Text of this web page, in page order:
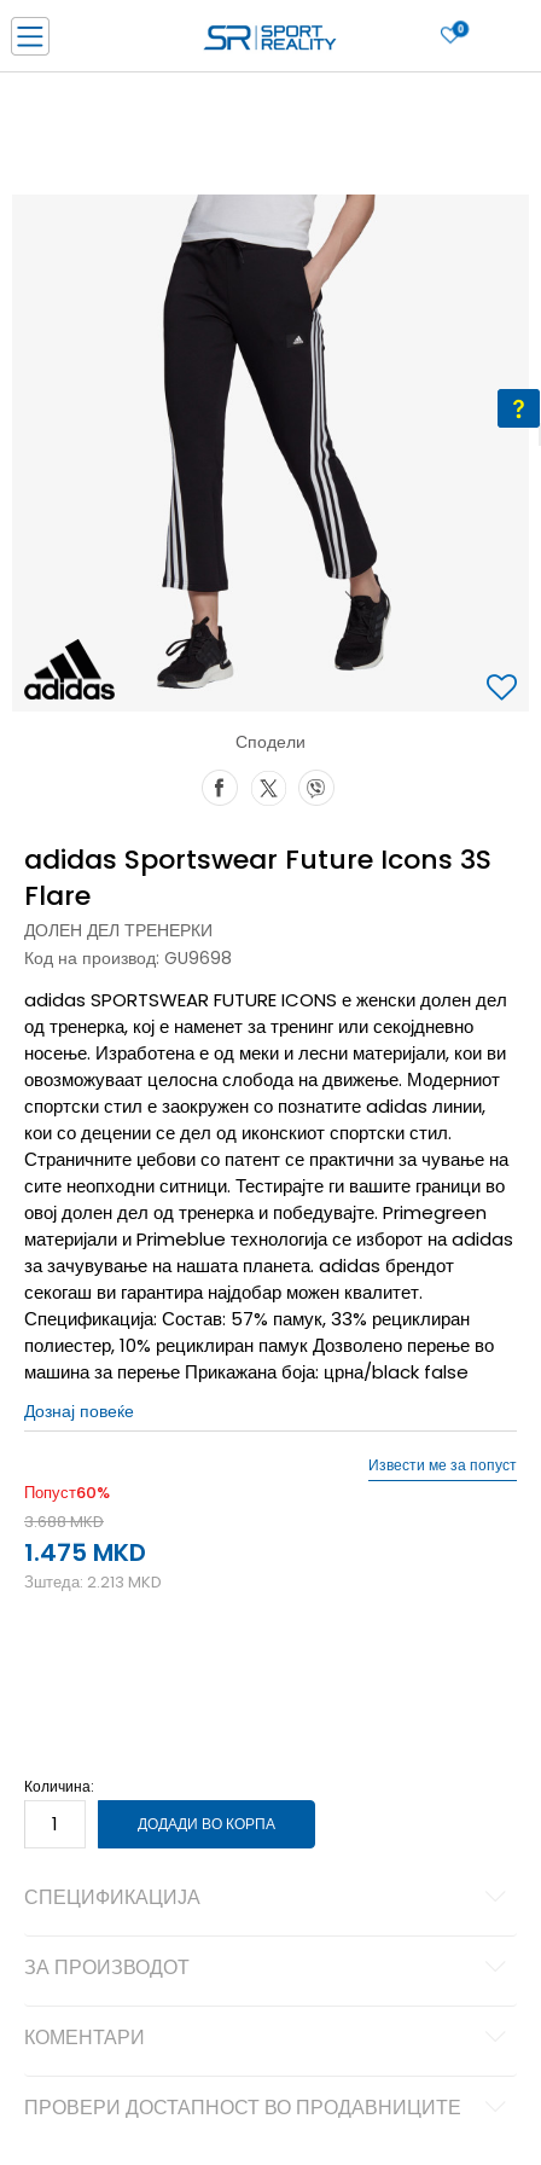
0
& COLLECT Платете со картичка online и подигнете во продавницата по ваш
ДОЗНАЈ ПОВЕЌЕ
Ценовник
ДОЗНАЈ ПОВЕЌЕ
Сподели
adidas Sportswear Future Icons 3S
Flare
ДОЛЕН ДЕЛ ТРЕНЕРКИ
Код на производ: GU9698
adidas SPORTSWEAR FUTURE ICONS е женски долен дел
од тренерка, кој е наменет за тренинг или секојдневно
носење. Изработена е од меки и лесни материјали, кои ви
овозможуваат целосна слобода на движење. Модерниот
спортски стил е заокружен со познатите adidas линии,
кои со децении се дел од иконскиот спортски стил.
Страничните џебови со патент се практични за чување на
сите неопходни ситници. Тестирајте ги вашите граници во
овој долен дел од тренерка и победувајте. Primegreen
материјали и Primeblue технологија се изборот на adidas
за зачувување на нашата планета. adidas брендот
секогаш ви гарантира најдобар можен квалитет.
Спецификација: Состав: 57% памук, 33% рециклиран
полиестер, 10% рециклиран памук Дозволено перење во
машина за перење Прикажана боја: црна/black false
Дознај повеќе
Попуст60%
3.688MKD
1.475 MKD
Зштеда: 2.213 MKD
Извести ме за попуст
Количина:
ДОДАДИ ВО КОРПА
СПЕЦИФИКАЦИЈА
ЗА ПРОИЗВОДОТ
КОМЕНТАРИ
ПРОВЕРИ ДОСТАПНОСТ ВО ПРОДАВНИЦИТЕ